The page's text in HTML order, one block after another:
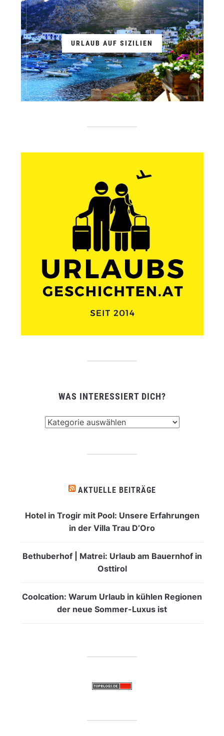
URLAUB AUF SIZILIEN
WAS INTERESSIERT DICH?
AKTUELLE BEITRÄGE
Hotel in Trogir mit Pool: Unsere Erfahrungen
in der Villa Trau D’Oro
Bethuberhof | Matrei: Urlaub am Bauernhof in
Osttirol
Coolcation: Warum Urlaub in kühlen Regionen
der neue Sommer-Luxus ist